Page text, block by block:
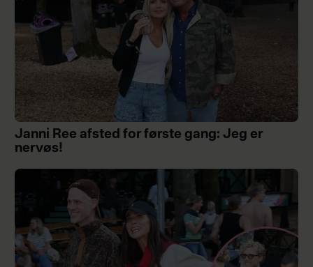
Janni Ree afsted for første gang: Jeg er
nervøs!